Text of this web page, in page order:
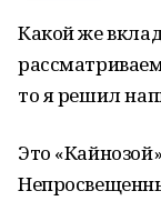
Какой же
то я решил
Это